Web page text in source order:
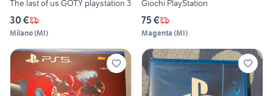
The last of us GOTY playstation 3
30 €
Milano(MI)
Giochi PlayStation
75 €
Magenta (MI)